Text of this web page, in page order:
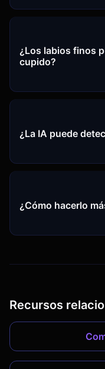
¿Los labios finos
cupido?
¿La IA puede
¿Cómo hacerlo
Recursos